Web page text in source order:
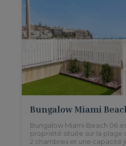
Bungalow Miami
Bungalow Miami Beach 06
propriété située sur la plage
2 chambres et une capacité